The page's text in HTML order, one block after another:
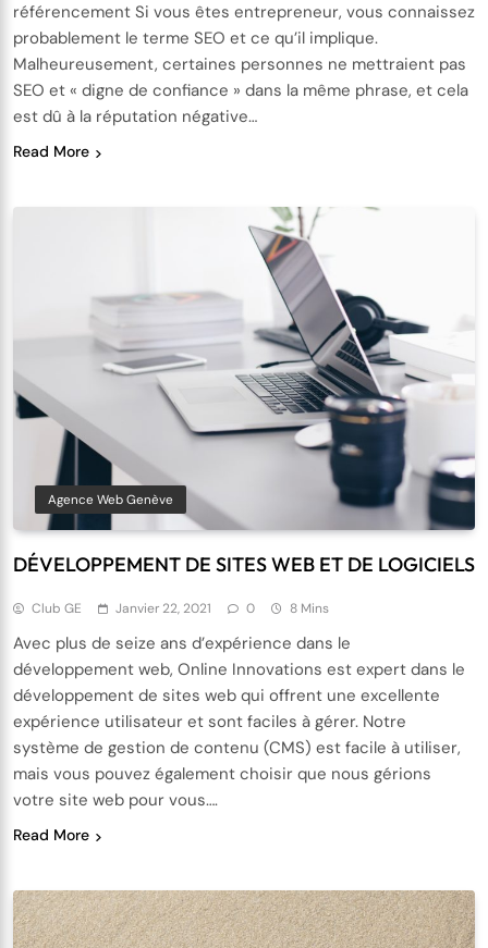
référencement Si vous êtes entrepreneur, vous connaissez
probablement le terme SEO et ce qu’il implique.
Malheureusement, certaines personnes ne mettraient pas
SEO et « digne de confiance » dans la même phrase, et cela
est dû à la réputation négative…
Read More
Agence Web Genève
DÉVELOPPEMENT DE SITES WEB ET DE LOGICIELS
Club GE Janvier 22, 2021 0 8 Mins
Avec plus de seize ans d’expérience dans le
développement web, Online Innovations est expert dans le
développement de sites web qui offrent une excellente
expérience utilisateur et sont faciles à gérer. Notre
système de gestion de contenu (CMS) est facile à utiliser,
mais vous pouvez également choisir que nous gérions
votre site web pour vous….
Read More